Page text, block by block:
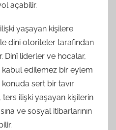
açabilir.
yaşayan kişilere
dini otoriteler tarafından
Dinî liderler ve hocalar,
kabul edilemez bir eylem
sert bir tavır
ters ilişki yaşayan kişilerin
ve sosyal itibarlarının